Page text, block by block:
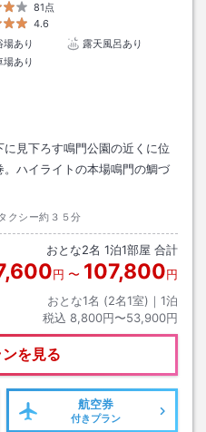
81点
4.6
場あり
露天風呂あり
場あり
見下ろす鳴門公園の近くに位
ハイライトの本場鳴門の鯛づ
クシー約３５分
おとな2名 1泊1部屋 合計
円 〜 107,800円
おとな1名 (2名1室)｜ 1泊
税込 8,800円〜53,900円
を見る
航空券
付きプラン